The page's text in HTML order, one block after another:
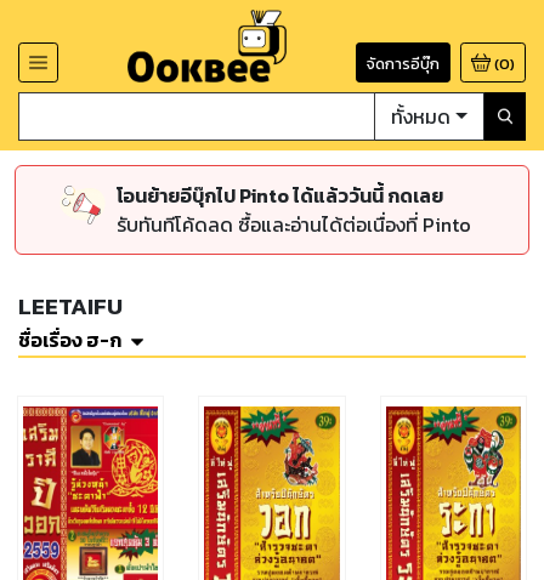
จัดการอีบุ๊ก (0)
ทั้งหมด
โอนย้ายอีบุ๊กไป Pinto ได้แล้ววันนี้ กดเลย
รับทันทีโค้ดลด ซื้อและอ่านได้ต่อเนื่องที่ Pinto
LEETAIFU
ชื่อเรื่อง ฮ-ก